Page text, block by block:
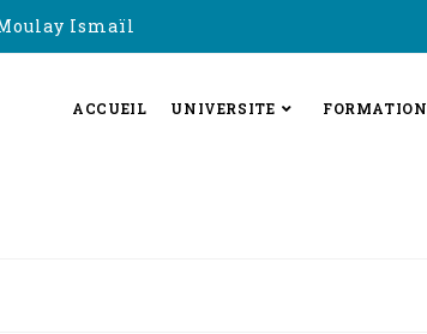
Ismaïl
ACCUEIL UNIVERSITE FORMATION